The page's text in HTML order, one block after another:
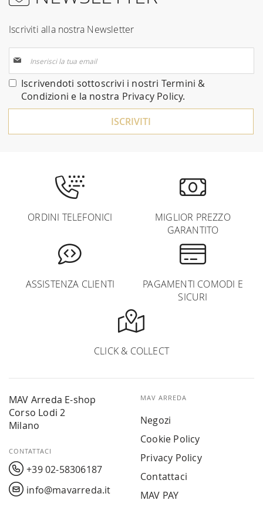
Iscriviti alla nostra Newsletter
alla
nostra
Newsletter:
Iscrivendoti sottoscrivi i nostri Termini &
Condizioni e la nostra Privacy Policy.
ISCRIVITI
ORDINI TELEFONICI
MIGLIOR PREZZO
GARANTITO
ASSISTENZA CLIENTI
PAGAMENTI COMODI E
SICURI
CLICK & COLLECT
MAV Arreda E-shop
Corso Lodi 2
Milano
CONTATTACI
+39 02-58306187
info@mavarreda.it
MAV ARREDA
Negozi
Cookie Policy
Privacy Policy
Contattaci
MAV PAY